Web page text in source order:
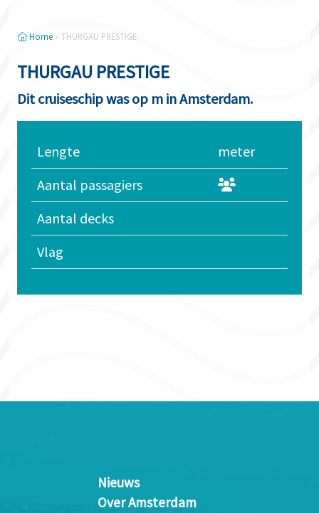
Home » THURGAU PRESTIGE
THURGAU PRESTIGE
Dit cruiseschip was op m in Amsterdam.
Lengte
meter
Aantal passagiers
Aantal decks
Vlag
Nieuws
Over Amsterdam